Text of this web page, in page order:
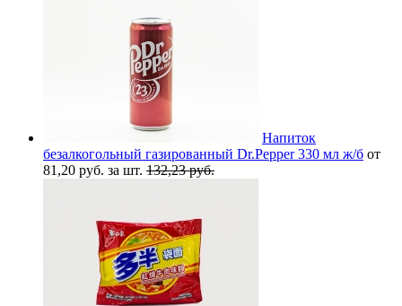
Напиток
безалкогольный газированный Dr.Pepper 330 мл ж/б от
81,20 руб. за шт. 132,23 руб.